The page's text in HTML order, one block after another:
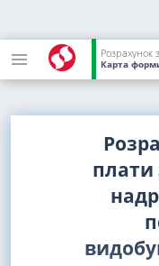
Карта
плати